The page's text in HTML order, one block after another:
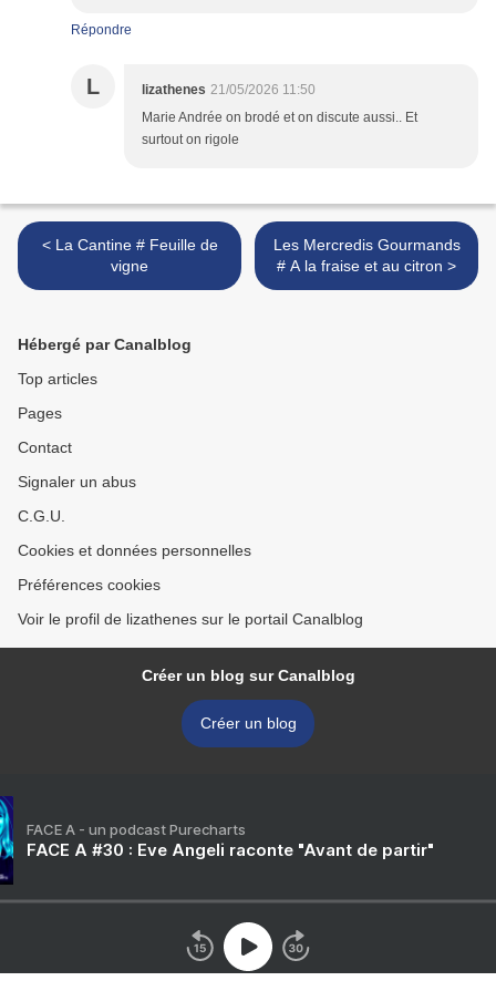
Répondre
L lizathenes 21/05/2026 11:50
Marie Andrée on brodé et on discute aussi.. Et
surtout on rigole
< La Cantine # Feuille de
vigne
Les Mercredis Gourmands
# A la fraise et au citron >
Hébergé par Canalblog
Top articles
Pages
Contact
Signaler un abus
C.G.U.
Cookies et données personnelles
Préférences cookies
Voir le profil de lizathenes sur le portail Canalblog
Créer un blog sur Canalblog
Créer un blog
FACE A - un podcast Purecharts
FACE A #30 : Eve Angeli raconte "Avant de partir"